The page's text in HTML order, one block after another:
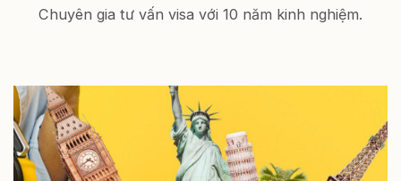
Chuyên gia tư vấn visa với 10 năm kinh nghiệm.